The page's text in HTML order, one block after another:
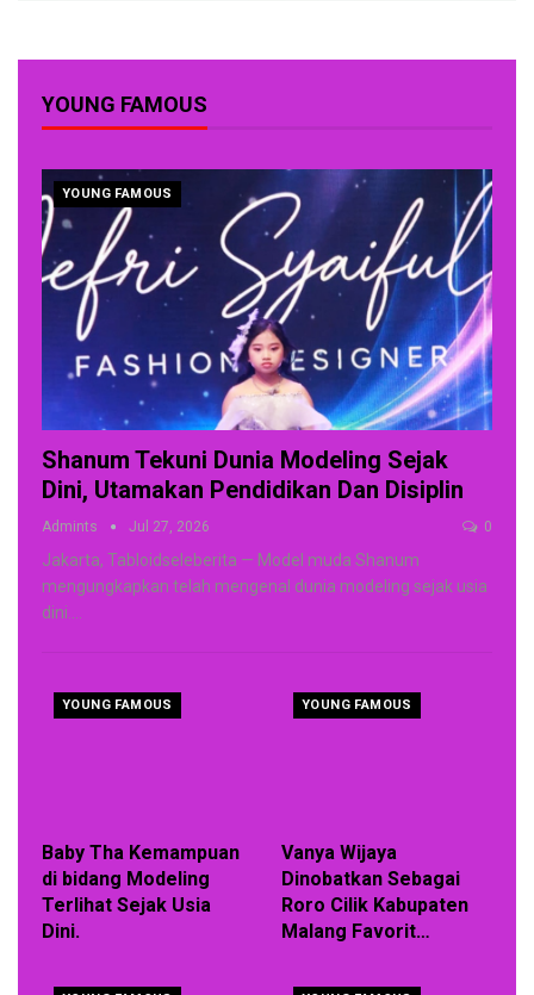
YOUNG FAMOUS
YOUNG FAMOUS
Shanum Tekuni Dunia Modeling Sejak
Dini, Utamakan Pendidikan Dan Disiplin
Admints Jul 27, 2026 0
Jakarta, Tabloidseleberita — Model muda Shanum
mengungkapkan telah mengenal dunia modeling sejak usia
dini.
YOUNG FAMOUS
Baby Tha Kemampuan
di bidang Modeling
Terlihat Sejak Usia
Dini.
YOUNG FAMOUS
Vanya Wijaya
Dinobatkan Sebagai
Roro Cilik Kabupaten
Malang Favorit…